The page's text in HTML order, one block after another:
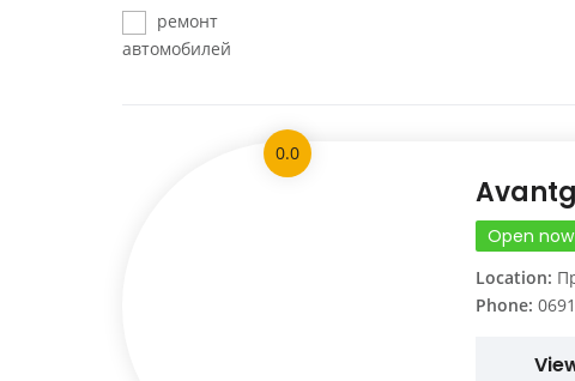
ремонт
автомобилей
0.0
Open now
Location:
Phone: